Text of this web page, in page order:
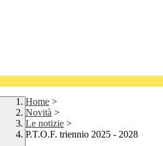
Home >
Novità >
Le notizie >
P.T.O.F. triennio 2025 - 2028